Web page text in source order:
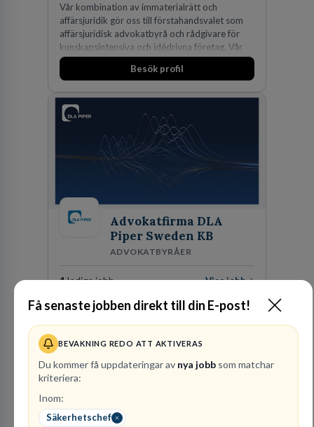
Få senaste jobben direkt till din E-post!
BEVAKNING REDO ATT AKTIVERAS
Du kommer få uppdateringar av nya jobb som matchar
kriteriera:
Inom:
Säkerhetschef
Vår kombination av immaterialrätt och
affärsjuridik gör oss till förstahandsvalet som
affärsjuridisk advokatbyrå och rådgivare för
kunskapsintensiva och idédrivna företag. Vår
expertis inom IP-tillgångar har gett oss en
marknadsledande position. Våra klienter väljer
skydda, utveckla och kommersialisera
företagets viktigaste tillgångar.
Besök profil
Advokatfirma DLA
Piper Sweden KB
ADVOKATBYRÅER
1lediga jobb
Visa jobb
DLA Piper är en av världens största
advokatbyråer med kontor i över 40 länder i
Amerika, Europa, Mellanöstern, Afrika, Asien
av världens ledande bolag som klienter. Med
fler än 450 jurister på fem kontor i Stockholm,
på DLA Piper erbjuda våra klienter en unik,
effektiv och gränsöverskridande nordisk
Besök profil